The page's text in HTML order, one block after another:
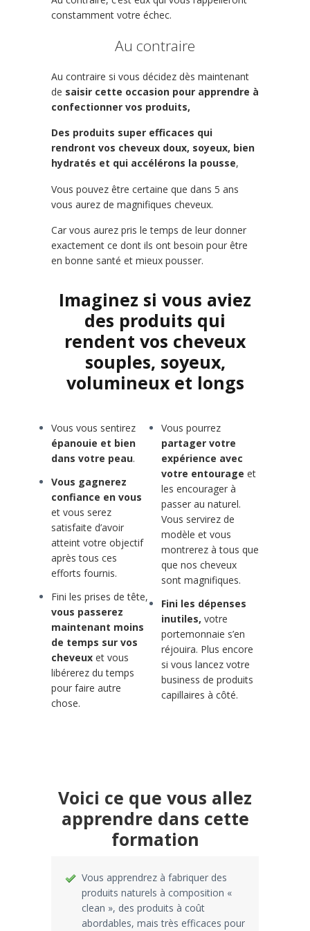
constamment votre échec.
Au contraire
Au contraire si vous décidez dès maintenant
de saisir cette occasion pour apprendre à
confectionner vos produits,
Des produits super efficaces qui
rendront vos cheveux doux, soyeux, bien
hydratés et qui accélérons la pousse,
Vous pouvez être certaine que dans 5 ans
vous aurez de magnifiques cheveux.
Car vous aurez pris le temps de leur donner
exactement ce dont ils ont besoin pour être
en bonne santé et mieux pousser.
Imaginez si vous aviez
des produits qui
rendent vos cheveux
souples, soyeux,
volumineux et longs
Vous vous sentirez
épanouie et bien
dans votre peau.
Vous gagnerez
confiance en vous
et vous serez
satisfaite d’avoir
atteint votre objectif
après tous ces
efforts fournis.
Fini les prises de tête,
vous passerez
maintenant moins
de temps sur vos
cheveux et vous
libérerez du temps
pour faire autre
chose.
Vous pourrez
partager votre
expérience avec
votre entourage et
les encourager à
passer au naturel.
Vous servirez de
modèle et vous
montrerez à tous que
que nos cheveux
sont magnifiques.
Fini les dépenses
inutiles, votre
portemonnaie s’en
réjouira. Plus encore
si vous lancez votre
business de produits
capillaires à côté.
Voici ce que vous allez
apprendre dans cette
formation
Vous apprendrez à fabriquer des
produits naturels à composition «
clean », des produits à coût
abordables, mais très efficaces pour